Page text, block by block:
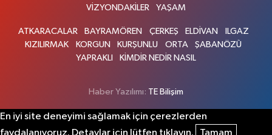
VİZYONDAKİLER
YAŞAM
ATKARACALAR BAYRAMÖREN ÇERKEŞ ELDİVAN
ILGAZ
KIZILIRMAK
KORGUN KURŞUNLU ORTA
ŞABANÖZÜ
YAPRAKLI
KİMDİR NEDİR NASIL
Haber Yazılımı: TE Bilişim
En iyi site deneyimi sağlamak için çerezlerden
faydalanıyoruz. Detaylar için lütfen tıklayın.
Tamam